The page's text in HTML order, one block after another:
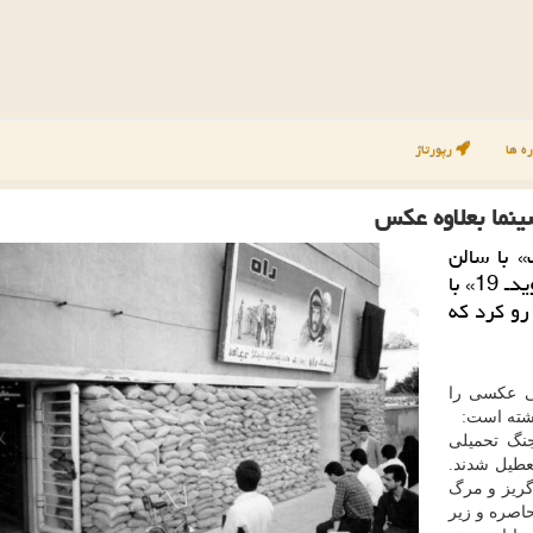
ها رپورتاژ
بعلاوه عكس
با سالن
های سینما نكردند، ویروس به چشم نیامدنی «كوویدـ 19» با
رو كرد كه
عکسی را
است:
تحمیلی
شدند.
و مرگ
و زیر